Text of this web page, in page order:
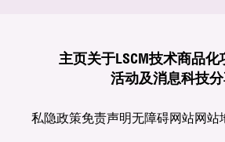
主页关于LSCM技术商品化
活动及消息科技
私隐政策免责声明无障碍网站网站